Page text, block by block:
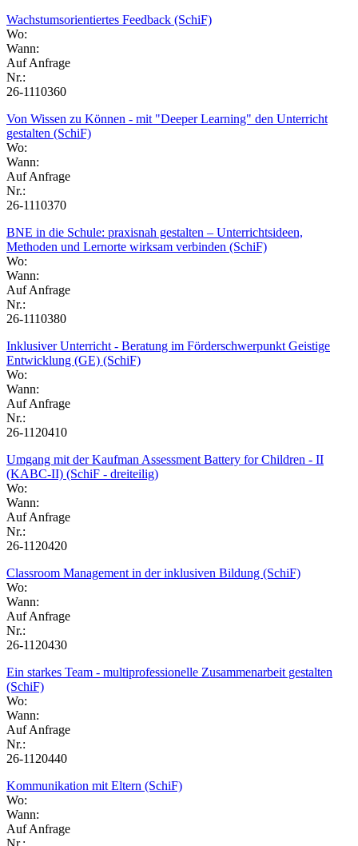
Wachstumsorientiertes Feedback (SchiF)
Wo:
Wann:
Auf Anfrage
Nr.:
26-1110360
Von Wissen zu Können - mit "Deeper Learning" den Unterricht
gestalten (SchiF)
Wo:
Wann:
Auf Anfrage
Nr.:
26-1110370
BNE in die Schule: praxisnah gestalten – Unterrichtsideen,
Methoden und Lernorte wirksam verbinden (SchiF)
Wo:
Wann:
Auf Anfrage
Nr.:
26-1110380
Inklusiver Unterricht - Beratung im Förderschwerpunkt Geistige
Entwicklung (GE) (SchiF)
Wo:
Wann:
Auf Anfrage
Nr.:
26-1120410
Umgang mit der Kaufman Assessment Battery for Children - II
(KABC-II) (SchiF - dreiteilig)
Wo:
Wann:
Auf Anfrage
Nr.:
26-1120420
Classroom Management in der inklusiven Bildung (SchiF)
Wo:
Wann:
Auf Anfrage
Nr.:
26-1120430
Ein starkes Team - multiprofessionelle Zusammenarbeit gestalten
(SchiF)
Wo:
Wann:
Auf Anfrage
Nr.:
26-1120440
Kommunikation mit Eltern (SchiF)
Wo:
Wann:
Auf Anfrage
Nr.: